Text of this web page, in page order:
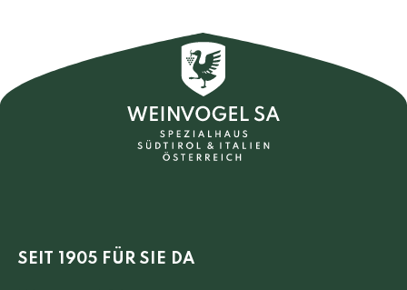
SEIT 1905 FÜR SIE DA